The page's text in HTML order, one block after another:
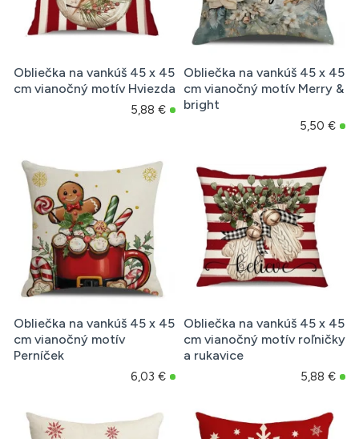
Obliečka na vankúš 45 x 45
cm vianočný motív Hviezda
5,88 €
Obliečka na vankúš 45 x 45
cm vianočný motív Merry &
bright
5,50 €
Obliečka na vankúš 45 x 45
cm vianočný motív
Perníček
6,03 €
Obliečka na vankúš 45 x 45
cm vianočný motív roľničky
a rukavice
5,88 €